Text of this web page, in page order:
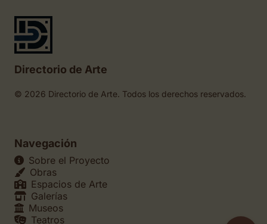
Directorio de Arte
© 2026 Directorio de Arte. Todos los derechos reservados.
Navegación
Sobre el Proyecto
Obras
Espacios de Arte
Galerías
Museos
Teatros